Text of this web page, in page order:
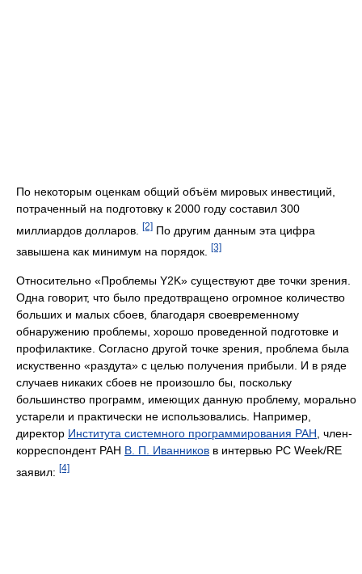
По некоторым оценкам общий объём мировых инвестиций,
потраченный на подготовку к 2000 году составил 300
миллиардов долларов.
[2] По другим данным эта цифра
завышена как минимум на порядок.
[3]
Относительно «Проблемы Y2K» существуют две точки зрения.
Одна говорит, что было предотвращено огромное количество
больших и малых сбоев, благодаря своевременному
обнаружению проблемы, хорошо проведенной подготовке и
профилактике. Согласно другой точке зрения, проблема была
искуственно «раздута» с целью получения прибыли. И в ряде
случаев никаких сбоев не произошло бы, поскольку
большинство программ, имеющих данную проблему, морально
устарели и практически не использовались. Например,
директор Института системного программирования РАН , член-
корреспондент РАН В. П. Иванников в интервью PC Week/RE
заявил: [4]